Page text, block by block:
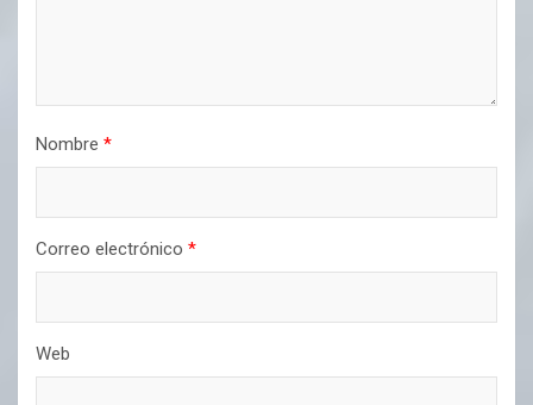
Nombre *
Correo electrónico *
Web